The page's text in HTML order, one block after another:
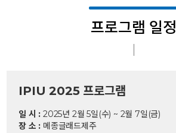
프로그램 일정
IPIU 2025 프로그램
일 시 :2025년 2월 5일(수) ~ 2월 7일(금)
장 소 : 메종글래드제주